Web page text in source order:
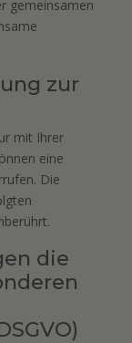
gemeinsamen
zur
mit Ihrer
eine
Die
die